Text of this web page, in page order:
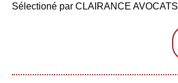
Sélectioné par CLAIRANCE AVOCATS